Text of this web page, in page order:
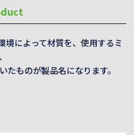
境によって材質を、使用するミ
たものが製品名になります。